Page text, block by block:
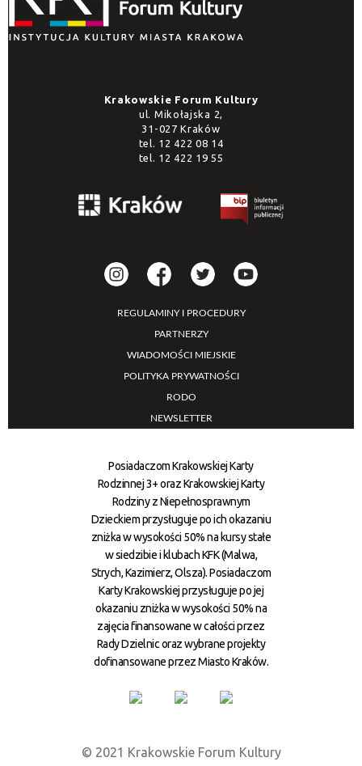
Krakowskie Forum Kultury
ul. Mikołajska 2,
31-027 Kraków
tel. 12 422 08 14
tel. 12 422 19 55
REGULAMINY I PROCEDURY
PARTNERZY
WIADOMOŚCI MIEJSKIE
POLITYKA PRYWATNOŚCI
RODO
NEWSLETTER
Posiadaczom Krakowskiej Karty
Rodzinnej 3+ oraz Krakowskiej Karty
Rodziny z Niepełnosprawnym
Dzieckiem przysługuje po ich okazaniu
zniżka w wysokości 50% na kursy stałe
w siedzibie i klubach KFK (Malwa,
Strych, Kazimierz, Olsza). Posiadaczom
Karty Krakowskiej przysługuje po jej
okazaniu zniżka w wysokości 50% na
zajęcia finansowane w całości przez
Rady Dzielnic oraz wybrane projekty
dofinansowane przez Miasto Kraków.
© 2021 Krakowskie Forum Kultury